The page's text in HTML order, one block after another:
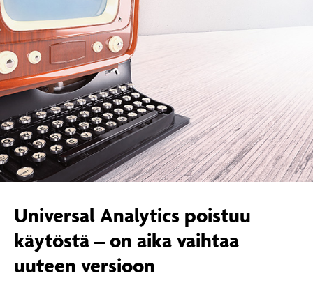
Universal Analytics poistuu
käytöstä – on aika vaihtaa
uuteen versioon